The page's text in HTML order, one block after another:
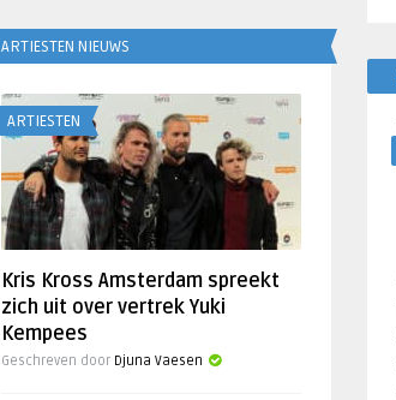
ARTIESTEN NIEUWS
ARTIESTEN
Kris Kross Amsterdam spreekt
zich uit over vertrek Yuki
Kempees
Geschreven door Djuna Vaesen